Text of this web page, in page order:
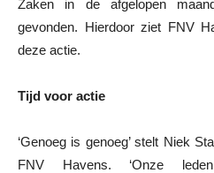
Zaken in de afgelopen
gevonden. Hierdoor ziet FNV
deze actie.
Tijd voor actie
‘Genoeg is genoeg’ stelt Niek
FNV Havens. ‘Onze